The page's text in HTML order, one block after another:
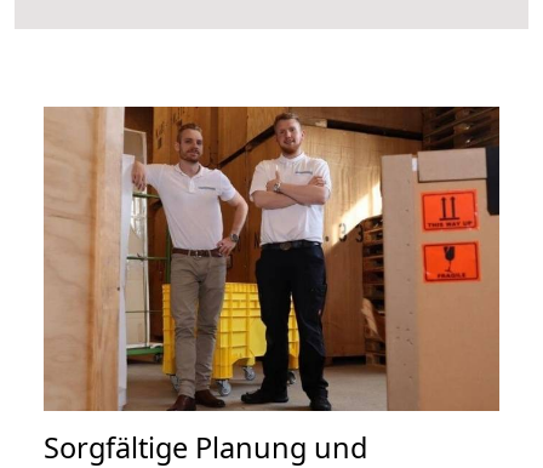
Sorgfältige Planung und